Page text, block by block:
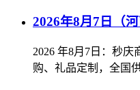
2026年8月7日（
2026 年8月7日：秒
购、礼品定制，全国